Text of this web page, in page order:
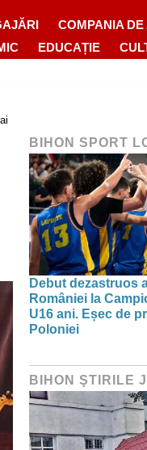
COMPANIA DE
EDUCAȚIE
BIHON SPORT
Debut dezastruos
României la
U16 ani. Eșec de
Poloniei
BIHON ŞTIRILE